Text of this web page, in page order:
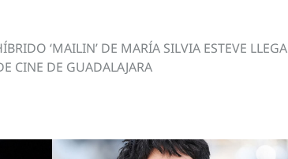
‘MAILIN’ DE MARÍA SILVIA ESTEVE LLEGA
CINE DE GUADALAJARA